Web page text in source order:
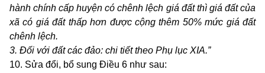
hành chính cấp huyện có chênh lệch giá đất thì giá đất của
xã có giá đất thấp hơn được cộng thêm 50% mức giá đất
chênh lệch.
3. Đối với đất các đảo: chi tiết theo Phụ lục XIA.”
10. Sửa đổi, bổ sung Điều 6 như sau: